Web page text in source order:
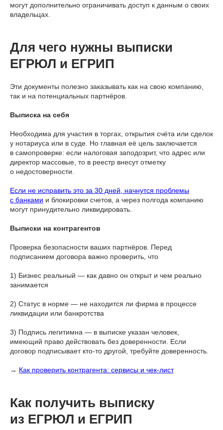
могут дополнительно ограничивать доступ к данным о своих
владельцах.
Для чего нужны выписки
ЕГРЮЛ и ЕГРИП
Эти документы полезно заказывать как на свою компанию,
так и на потенциальных партнёров.
Выписка на себя
Необходима для участия в торгах, открытия счёта или сделок
у нотариуса или в суде. Но главная её цель заключается
в самопроверке: если налоговая заподозрит, что адрес или
директор массовые, то в реестр внесут отметку
о недостоверности.
Если не исправить это за 30 дней, начнутся проблемы
с банками и блокировки счетов, а через полгода компанию
могут принудительно ликвидировать.
Выписки на контрагентов
Проверка безопасности ваших партнёров. Перед
подписанием договора важно проверить, что
1) Бизнес реальный — как давно он открыт и чем реально
занимается
2) Статус в норме — не находится ли фирма в процессе
ликвидации или банкротства
3) Подпись легитимна — в выписке указан человек,
имеющий право действовать без доверенности. Если
договор подписывает кто-то другой, требуйте доверенность.
→ Как проверить контрагента: сервисы и чек-лист
Как получить выписку
из ЕГРЮЛ и ЕГРИП